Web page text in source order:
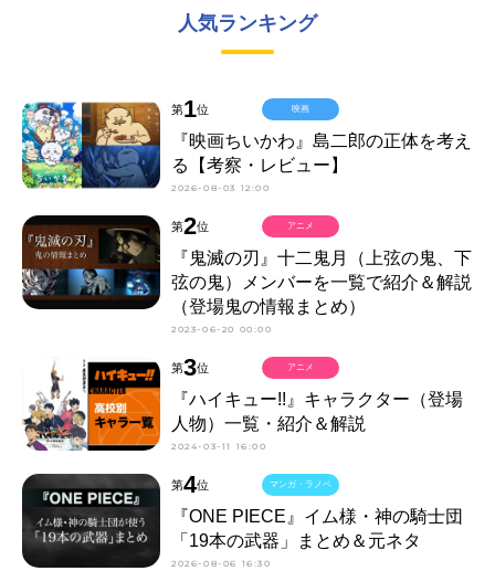
人気ランキング
第1位
『映画ちいかわ』島二郎の正体を考え
る【考察・レビュー】
2026-08-03 12:00
映画
第2位
『鬼滅の刃』十二鬼月（上弦の鬼、下
弦の鬼）メンバーを一覧で紹介＆解説
（登場鬼の情報まとめ）
2023-06-20 00:00
アニメ
第3位
『ハイキュー!!』キャラクター（登場
人物）一覧・紹介＆解説
2024-03-11 16:00
アニメ
第4位
『ONE PIECE』イム様・神の騎士団
「19本の武器」まとめ＆元ネタ
2026-08-06 16:30
マンガ・ラノベ